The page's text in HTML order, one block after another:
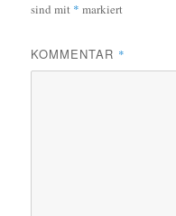
sind mit * markiert
KOMMENTAR *